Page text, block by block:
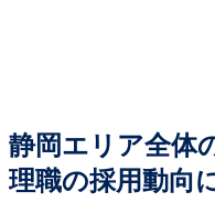
静岡エリア全体
理職の採用動向